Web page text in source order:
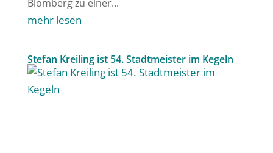
Blomberg zu einer...
mehr lesen
Stefan Kreiling ist 54. Stadtmeister im Kegeln